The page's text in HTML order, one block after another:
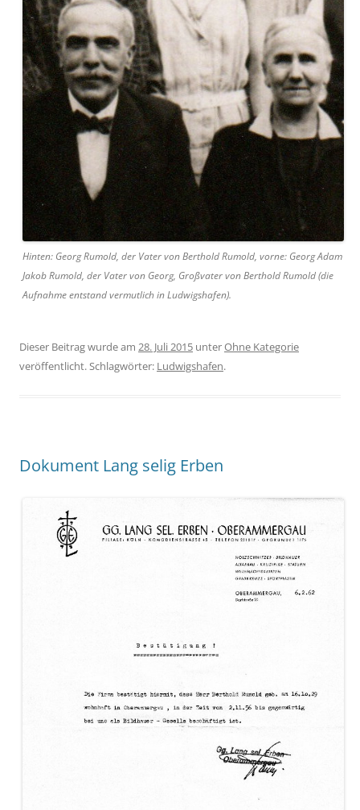
Hinten: Georg Rumold, der Vater von Berthold Rumold, vorne: Georg Adam
Jakob Rumold, der Vater von Georg, Großvater von Berthold Rumold (die
Aufnahme entstand vermutlich in Ludwigshafen).
Dieser Beitrag wurde am 28. Juli 2015 unterOhne Kategorie
veröffentlicht. Schlagwörter: Ludwigshafen.
Dokument Lang selig Erben